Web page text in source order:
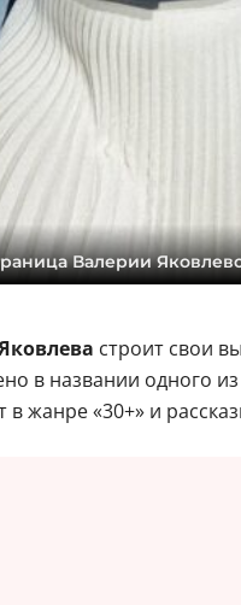
Валерии
строит свои
в названии одного
в жанре «30+» и